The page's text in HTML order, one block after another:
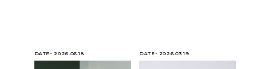
DATE- 2026.06.18 DATE- 2026.03.19